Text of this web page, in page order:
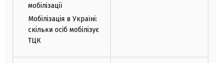
мобілізації
Мобілізація в Україні:
скільки осіб мобілізує
ТЦК